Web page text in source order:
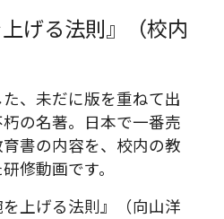
げる法則』（校内
、未だに版を重ねて出
の名著。日本で一番売
書の内容を、校内の教
修動画です。
上げる法則』（向山洋